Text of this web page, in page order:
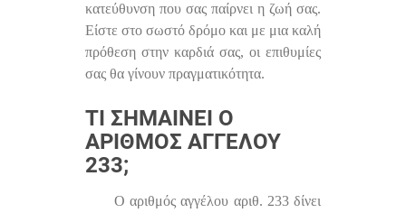
κατεύθυνση που σας παίρνει η ζωή σας.
Είστε στο σωστό δρόμο και με μια καλή
πρόθεση στην καρδιά σας, οι επιθυμίες
σας θα γίνουν πραγματικότητα.
ΤΙ ΣΗΜΑΊΝΕΙ Ο
ΑΡΙΘΜΌΣ ΑΓΓΈΛΟΥ
233;
Ο αριθμός αγγέλου αριθ. 233 δίνει